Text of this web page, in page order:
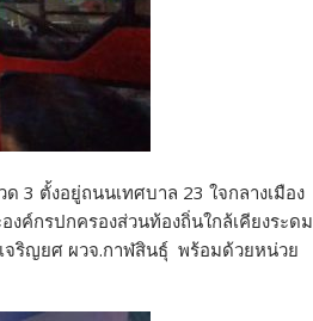
3 ตั้งอยู่ถนนเทศบาล 23 ใจกลางเมือง
งค์กรปกครองส่วนท้องถิ่นใกล้เคียงระดม
จริญยศ ผวจ.กาฬสินธุ์ พร้อมด้วยหน่วย